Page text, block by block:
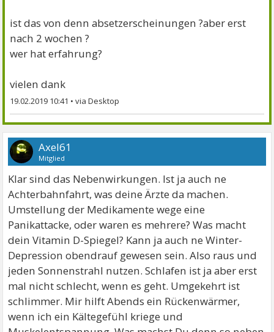
ist das von denn absetzerscheinungen ?aber erst
nach 2 wochen ?
wer hat erfahrung?
vielen dank
19.02.2019 10:41 •
Axel61
Mitglied
Klar sind das Nebenwirkungen. Ist ja auch ne
Achterbahnfahrt, was deine Ärzte da machen.
Umstellung der Medikamente wege eine
Panikattacke, oder waren es mehrere? Was macht
dein Vitamin D-Spiegel? Kann ja auch ne Winter-
Depression obendrauf gewesen sein. Also raus und
jeden Sonnenstrahl nutzen. Schlafen ist ja aber erst
mal nicht schlecht, wenn es geht. Umgekehrt ist
schlimmer. Mir hilft Abends ein Rückenwärmer,
wenn ich ein Kältegefühl kriege und